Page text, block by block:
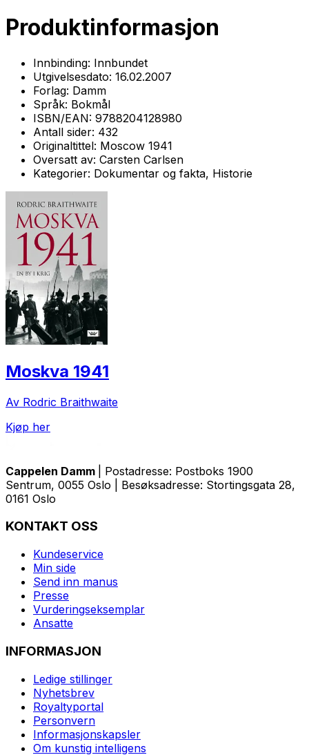
Produktinformasjon
Innbinding: Innbundet
Utgivelsesdato: 16.02.2007
Forlag: Damm
Språk: Bokmål
ISBN/EAN: 9788204128980
Antall sider: 432
Originaltittel: Moscow 1941
Oversatt av: Carsten Carlsen
Kategorier: Dokumentar og fakta, Historie
Moskva 1941
Av Rodric Braithwaite
Kjøp her
Cappelen Damm
| Postadresse: Postboks 1900
Sentrum, 0055 Oslo | Besøksadresse: Stortingsgata 28,
0161 Oslo
KONTAKT OSS
Kundeservice
Min side
Send inn manus
Presse
Vurderingseksemplar
Ansatte
INFORMASJON
Ledige stillinger
Nyhetsbrev
Royaltyportal
Personvern
Informasjonskapsler
Om kunstig intelligens